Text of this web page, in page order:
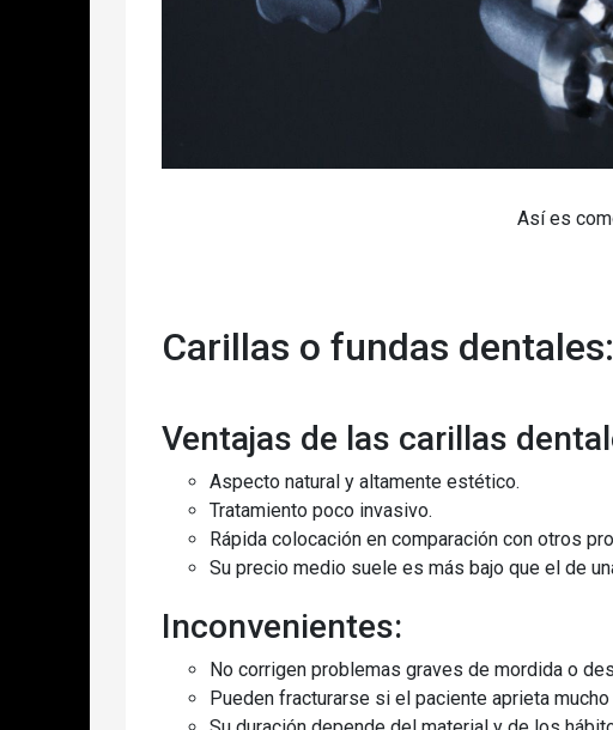
Así es
Carillas o fundas
Ventajas de las carillas
Aspecto natural y altamente estético.
Tratamiento poco invasivo.
Rápida colocación en comparación con otros
Su precio medio suele es más bajo que el de
Inconvenientes:
No corrigen problemas graves de mordida o
Pueden fracturarse si el paciente aprieta